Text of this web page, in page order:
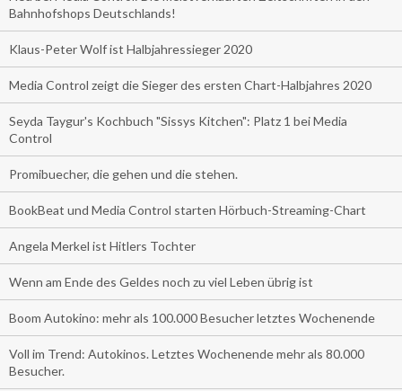
Bahnhofshops Deutschlands!
Klaus-Peter Wolf ist Halbjahressieger 2020
Media Control zeigt die Sieger des ersten Chart-Halbjahres 2020
Seyda Taygur's Kochbuch "Sissys Kitchen": Platz 1 bei Media
Control
Promibuecher, die gehen und die stehen.
BookBeat und Media Control starten Hörbuch-Streaming-Chart
Angela Merkel ist Hitlers Tochter
Wenn am Ende des Geldes noch zu viel Leben übrig ist
Boom Autokino: mehr als 100.000 Besucher letztes Wochenende
Voll im Trend: Autokinos. Letztes Wochenende mehr als 80.000
Besucher.